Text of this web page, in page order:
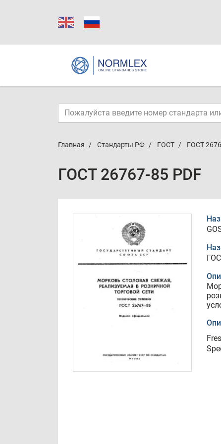
Главная Стандарты РФ ГОСТ ГОСТ
ГОСТ 26767-85 PDF